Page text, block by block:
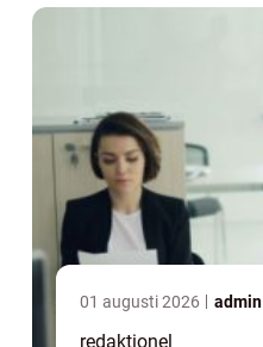
01 augusti 2026 admin
redaktionel